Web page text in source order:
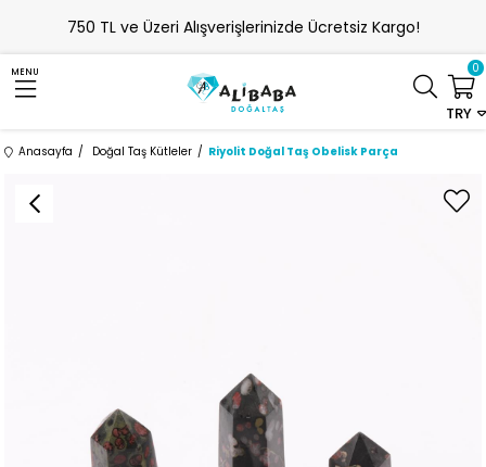
750 TL ve Üzeri Alışverişlerinizde Ücretsiz Kargo!
MENU
TRY
0
Anasayfa Doğal Taş Kütleler Riyolit Doğal Taş Obelisk Parça